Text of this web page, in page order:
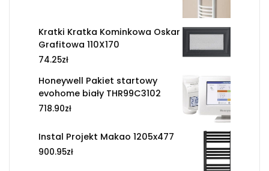
Kratki Kratka Kominkowa Oskar
Grafitowa 110X170
74.25zł
Honeywell Pakiet startowy
evohome biały THR99C3102
718.90zł
Instal Projekt Makao 1205x477
900.95zł